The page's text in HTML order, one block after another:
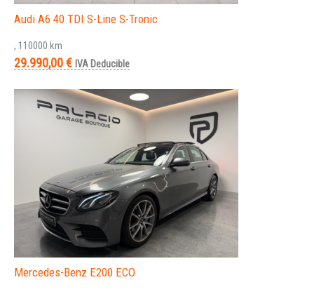
Audi A6 40 TDI S-Line S-Tronic
, 110000 km
29.990,00 € IVA Deducible
Mercedes-Benz E200 ECO